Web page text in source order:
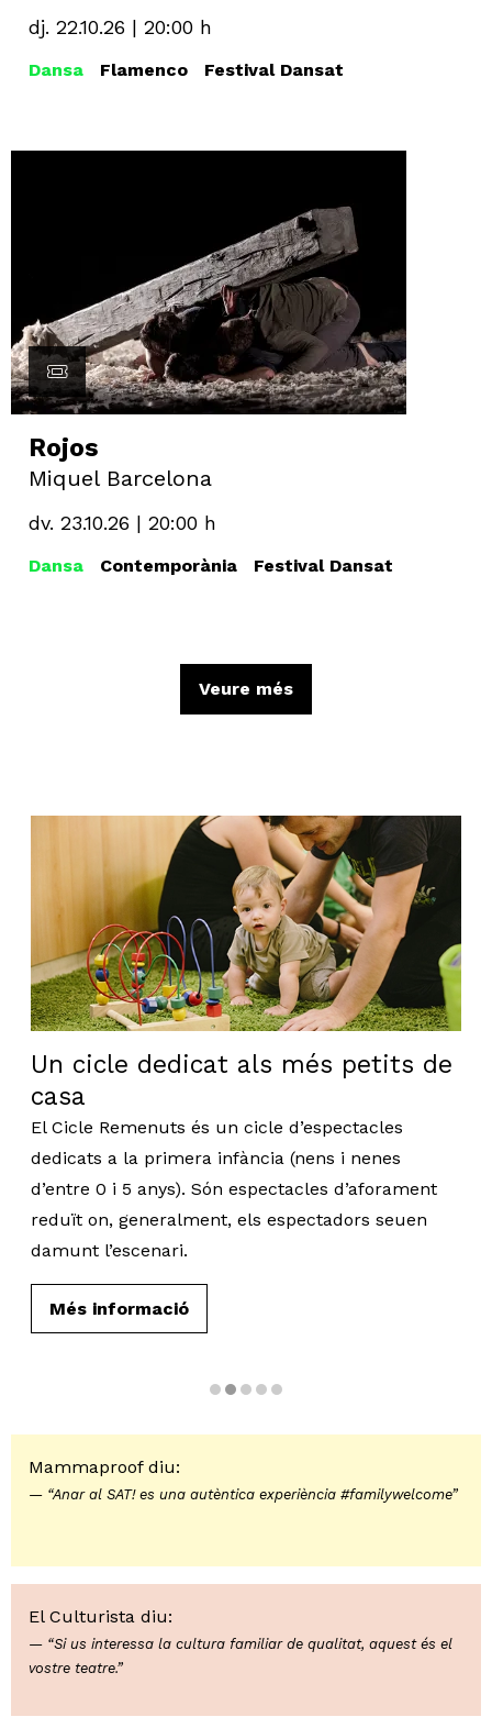
dj. 22.10.26 | 20:00 h
Dansa Flamenco Festival Dansat
Rojos
Miquel Barcelona
dv. 23.10.26 | 20:00 h
Dansa Contemporània Festival Dansat
Veure més
Un cicle dedicat als més petits de
casa
El Cicle Remenuts és un cicle d’espectacles
dedicats a la primera infància (nens i nenes
d’entre 0 i 5 anys). Són espectacles d’aforament
reduït on, generalment, els espectadors seuen
damunt l’escenari.
Més informació
Mammaproof diu:
“Anar al SAT! es una autèntica experiència #familywelcome”
El Culturista diu:
“Si us interessa la cultura familiar de qualitat, aquest és el
vostre teatre.”